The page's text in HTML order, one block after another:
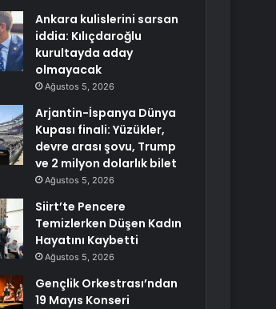
Ankara kulislerini sarsan
iddia: Kılıçdaroğlu
kurultayda aday
olmayacak
Ağustos 5, 2026
Arjantin-İspanya Dünya
Kupası finali: Yüzükler,
devre arası şovu, Trump
ve 2 milyon dolarlık bilet
Ağustos 5, 2026
Siirt’te Pencere
Temizlerken Düşen Kadın
Hayatını Kaybetti
Ağustos 5, 2026
Gençlik Orkestrası’ndan
19 Mayıs Konseri